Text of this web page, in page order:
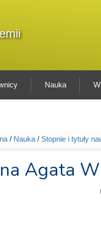
Nauka
/ Nauka/ Stopnie i tytuły
Agata